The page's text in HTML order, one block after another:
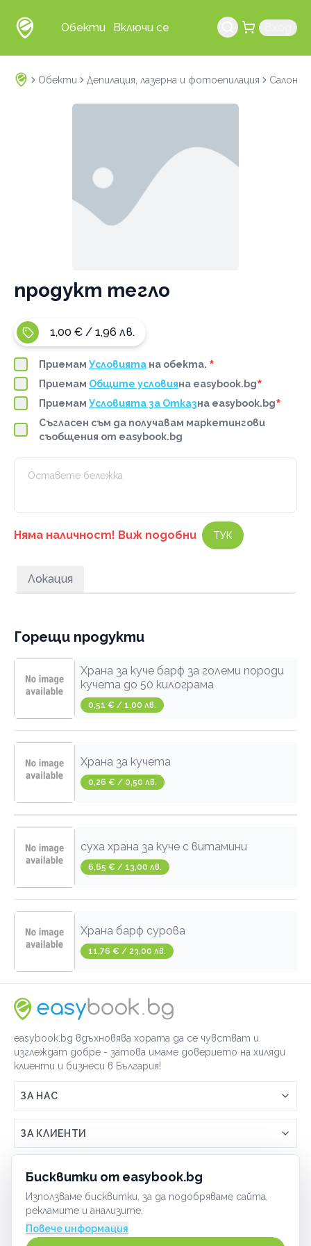
Бисквитки от easybook.bg
Използваме бисквитки, за да подобряваме сайта,
рекламите и анализите.
Повече информация
Обекти Включи се
Обекти Депилация, лазерна и фотоепилация Салон
продукт тегло
1,00 € / 1,96 лв.
Приемам Условията на обекта. *
Приемам Общите условияна easybook.bg*
Приемам Условията за Отказна easybook.bg*
Съгласен съм да получавам маркетингови
съобщения от easybook.bg
Няма наличност! Виж подобни ТУК
Локация
Горещи продукти
Храна за куче барф за големи породи
кучета до 50 килограма
0,51 € / 1,00 лв.
Храна за кучета
0,26 € / 0,50 лв.
суха храна за куче с витамини
6,65 € / 13,00 лв.
Храна барф сурова
11,76 € / 23,00 лв.
easybook.bg вдъхновява хората да се чувстват и
изглеждат добре - затова имаме доверието на хиляди
клиенти и бизнеси в България!
ЗА НАС
Връзка с easybook.bg
Как работи easybook
Често задавани въпроси
ЗА КЛИЕНТИ
Условия за ползване
GDPR политика
ЗА ТЪРГОВЦИ
Включи бизнеса си
Управлявай ефективно с easybook
ОБЩИ
Бисквитки